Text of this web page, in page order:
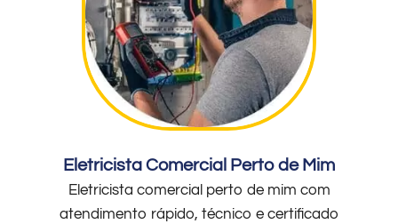
Eletricista Comercial Perto de Mim
Eletricista comercial perto de mim com
atendimento rápido, técnico e certificado